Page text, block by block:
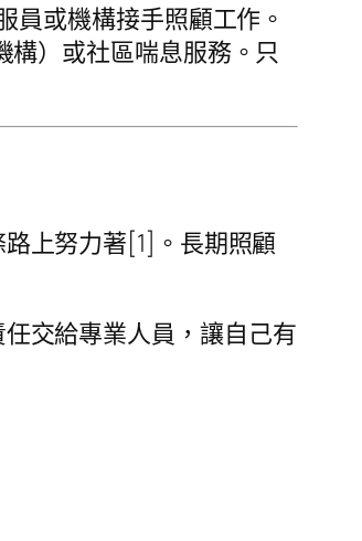
員或機構接手照顧工作。
）或社區喘息服務。只
上努力著[1]。長期照顧
交給專業人員，讓自己有